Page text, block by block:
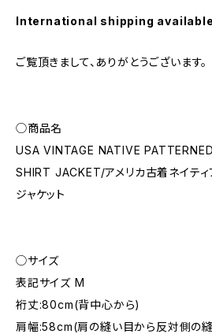
International shipping available
ご覧頂きまして、ありがとうございます。
◯商品名
USA VINTAGE NATIVE
SHIRT JACKET/アメリカ古着ネイティ
ジャケット
◯サイズ
表記サイズ M
裄丈:80cm(背中心から)
肩幅:58cm(肩の縫い目から反対側の